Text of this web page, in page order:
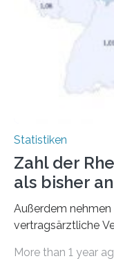
Statistiken
Zahl der
als bisher
Außerdem
vertragsärztliche
More than 1 year